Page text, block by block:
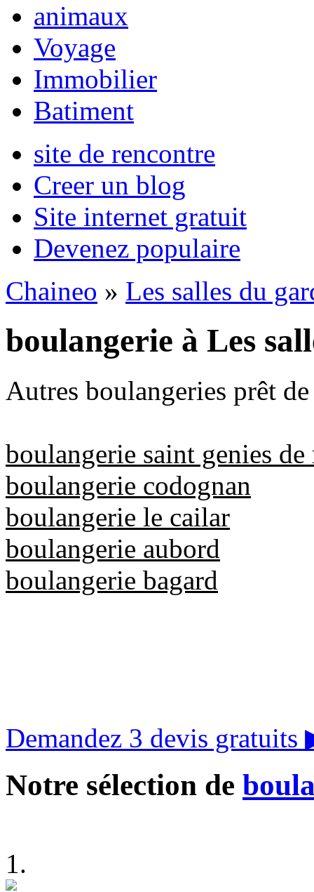
animaux
Voyage
Immobilier
Batiment
site de rencontre
Creer un blog
Site internet gratuit
Devenez populaire
Chaineo » Les salles du
boulangerie à Les
Autres boulangeries prêt
boulangerie saint genies
boulangerie codognan
boulangerie le cailar
boulangerie aubord
boulangerie bagard
Demandez 3 devis gratuits
Notre sélection de
1.